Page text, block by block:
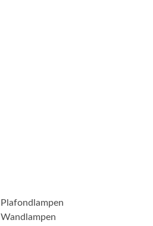
Plafondlampen
Wandlampen